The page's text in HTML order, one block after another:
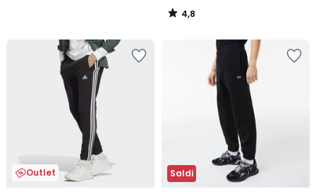
4,8
/
Outlet Saldi